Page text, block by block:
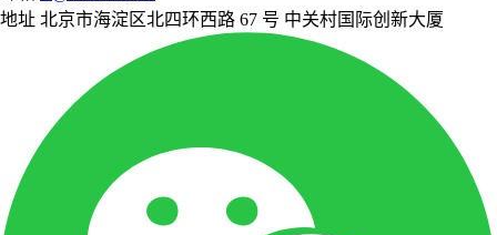
地址 北京市海淀区北四环西路 67 号 中关村国际创新大厦